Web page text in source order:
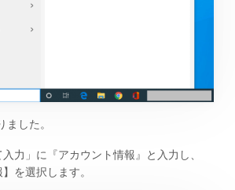
ました。
力」に『アカウント情報』と入力し、
を選択します。